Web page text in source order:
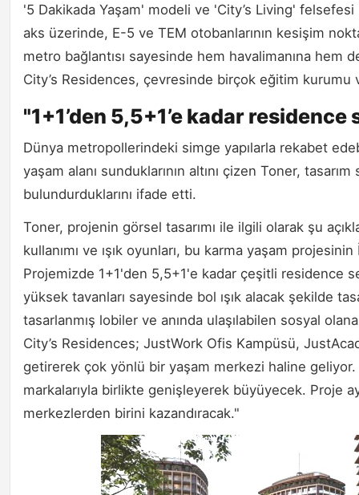
'5 Dakikada Yaşam' modeli ve 'City’s Living'
aks üzerinde, E-5 ve TEM otobanlarının kesişim
metro bağlantısı sayesinde hem havalimanına hem
City’s Residences, çevresinde birçok eğitim kurumu
"1+1’den 5,5+1’e kadar
Dünya metropollerindeki simge yapılarla rekabet
yaşam alanı sunduklarının altını çizen Toner,
bulundurduklarını ifade etti.
Toner, projenin görsel tasarımı ile ilgili olarak şu
kullanımı ve ışık oyunları, bu karma yaşam
Projemizde 1+1'den 5,5+1'e kadar çeşitli residence
yüksek tavanları sayesinde bol ışık alacak şekilde
tasarlanmış lobiler ve anında ulaşılabilen sosyal
City’s Residences; JustWork Ofis Kampüsü,
getirerek çok yönlü bir yaşam merkezi haline
markalarıyla birlikte genişleyerek büyüyecek. Proje
merkezlerden birini kazandıracak."